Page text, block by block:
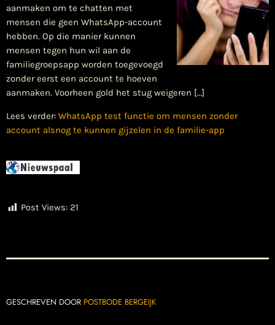
aanmaken om te chatten met
mensen die geen WhatsApp-account
hebben. Op die manier kunnen
mensen tegen hun wil aan de
familiegroepsapp worden toegevoegd
zonder eerst een account te hoeven
aanmaken. Voorheen gold het stug weigeren […]
Lees verder: WhatsApp test functie om mensen zonder
account alsnog te kunnen gijzelen in de familie-app
Post Views: 21
GESCHREVEN DOOR POSTBODE BERGEIJK